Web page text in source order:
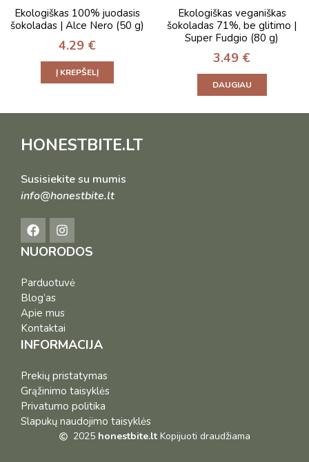
Ekologiškas 100% juodasis
šokoladas | Alce Nero (50 g)
4.29 €
Į KREPŠELĮ
Ekologiškas veganiškas
šokoladas 71%, be glitimo |
Super Fudgio (80 g)
3.49 €
DAUGIAU
HONESTBITE.LT
Susisiekite su mumis
info@honestbite.lt
NUORODOS
Parduotuvė
Blog’as
Apie mus
Kontaktai
INFORMACIJA
Prekių pristatymas
Grąžinimo taisyklės
Privatumo politika
Slapukų naudojimo taisyklės
2025 honestbite.ltKopijuoti draudžiama